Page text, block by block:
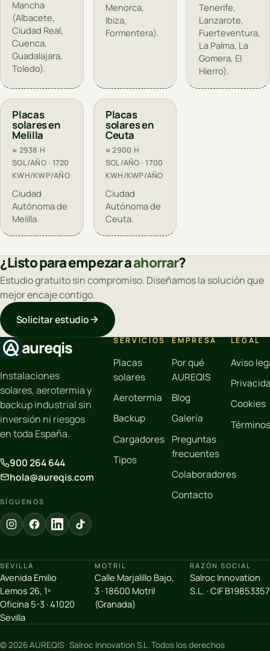
Mancha
(Albacete,
Ciudad Real,
Cuenca,
Guadalajara,
Toledo).
Menorca,
Ibiza,
Formentera).
Tenerife,
Lanzarote,
Fuerteventura,
La Palma, La
Gomera, El
Hierro).
Placas
solares en
Melilla
≈ 2938 H
SOL/AÑO · 1720
KWH/KWP/AÑO
Ciudad
Autónoma de
Melilla.
Placas
solares en
Ceuta
≈ 2900 H
SOL/AÑO · 1700
KWH/KWP/AÑO
Ciudad
Autónoma de
Ceuta.
¿Listo para empezar aahorrar?
Estudio gratuito sin compromiso. Diseñamos la solución que
mejor encaje contigo.
Solicitar estudio
aureqis
Instalaciones
solares, aerotermia y
backup industrial sin
inversión ni riesgos
en toda España.
900 264 644
hola@aureqis.com
SÍGUENOS
SERVICIOS
Placas
solares
Aerotermia
Backup
Cargadores
Tipos
EMPRESA
Por qué
AUREQIS
Blog
Galería
Preguntas
frecuentes
Colaboradores
Contacto
LEGAL
Aviso
Cookies
Términos
SEVILLA
Avenida Emilio
Lemos 26, 1º
Oficina 5-3 · 41020
Sevilla
MOTRIL
Calle Marjalillo Bajo,
3 · 18600 Motril
(Granada)
RAZÓN SOCIAL
Salroc Innovation
S.L. · CIF B19853357
© 2026 AUREQIS · Salroc Innovation S.L. Todos los derechos